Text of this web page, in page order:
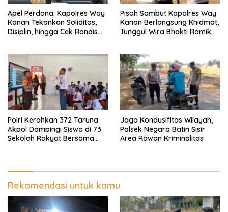
Apel Perdana: Kapolres Way
Kanan Tekankan Soliditas,
Disiplin, hingga Cek Randis
Pisah Sambut Kapolres Way
Kanan Berlangsung Khidmat,
Tunggul Wira Bhakti Ramik
Polri Kerahkan 372 Taruna
Akpol Dampingi Siswa di 73
Sekolah Rakyat Bersama
Jaga Kondusifitas Wilayah,
Polsek Negara Batin Sisir
Area Rawan Kriminalitas
Rekomendasi untuk kamu